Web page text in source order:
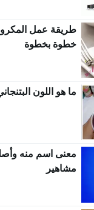
طريقة عمل
خطوة بخطوة
ما هو اللون
مشاهير